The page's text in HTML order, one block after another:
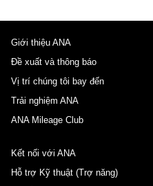
Giới thiệu ANA
Đề xuất và thông báo
Vị trí chúng tôi bay đến
Trải nghiệm ANA
ANA Mileage Club
Kết nối với ANA
Hỗ trợ Kỹ thuật (Trợ năng)